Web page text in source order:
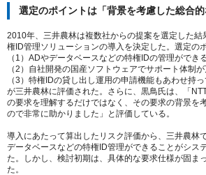
選定のポイントは「背景を考慮した総合的
2010年、三井農林は複数社からの提案を選定した結
権ID管理ソリューションの導入を決定した。選定の
（1）ADやデータベースなどの特権IDの管理ができ
（2）自社開発の国産ソフトウェアでサポート体制
（3）特権IDの貸し出し運用の申請機能もあわせ持っ
が三井農林に評価された。さらに、黒鳥氏は、「
の要求を理解するだけではなく、その要求の背景を
ので非常に助かりました」と評価している。
導入にあたって算出したリスク評価から、三井農林
データベースなどの特権ID管理ができることがシス
た。しかし、検討初期は、具体的な要求仕様が固ま
た。